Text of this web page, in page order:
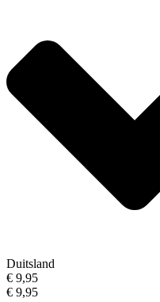
Duitsland
€ 9,95
€ 9,95